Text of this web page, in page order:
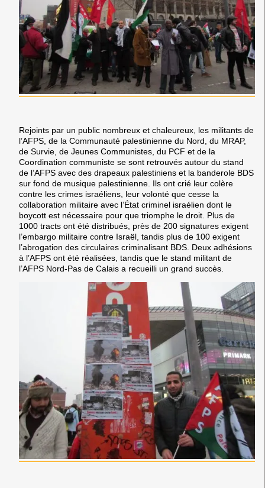
Rejoints par un public nombreux et chaleureux, les militants de
l’AFPS, de la Communauté palestinienne du Nord, du MRAP,
de Survie, de Jeunes Communistes, du PCF et de la
Coordination communiste se sont retrouvés autour du stand
de l’AFPS avec des drapeaux palestiniens et la banderole BDS
sur fond de musique palestinienne. Ils ont crié leur colère
contre les crimes israéliens, leur volonté que cesse la
collaboration militaire avec l’État criminel israélien dont le
boycott est nécessaire pour que triomphe le droit. Plus de
1000 tracts ont été distribués, près de 200 signatures exigent
l’embargo militaire contre Israël, tandis plus de 100 exigent
l’abrogation des circulaires criminalisant BDS. Deux adhésions
à l’AFPS ont été réalisées, tandis que le stand militant de
l’AFPS Nord-Pas de Calais a recueilli un grand succès.